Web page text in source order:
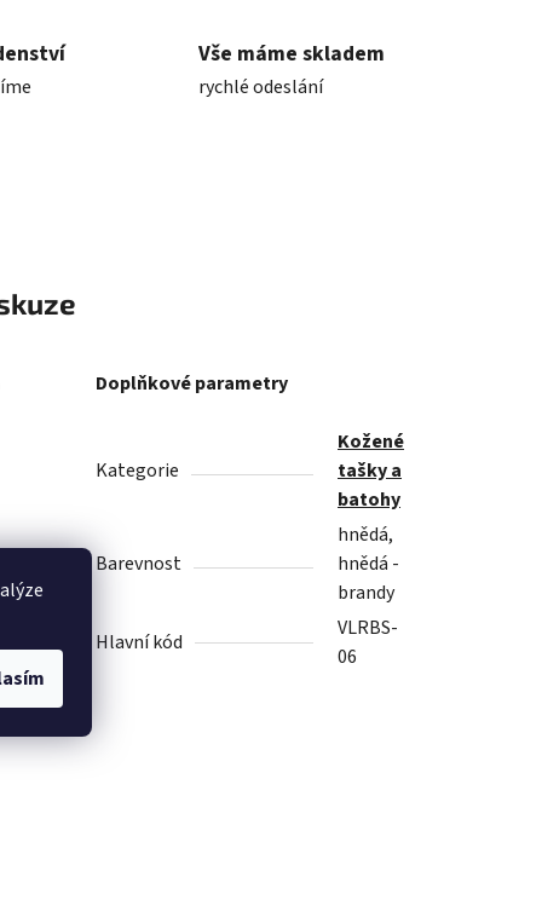
Vše máme skladem
rychlé odeslání
Doplňkové parametry
Kategorie
Kožené
tašky a
batohy
Barevnost
hnědá,
hnědá -
brandy
Hlavní kód
VLRBS-
06